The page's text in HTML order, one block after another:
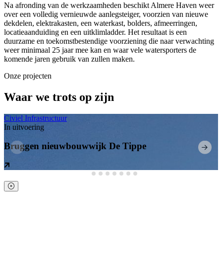
Na afronding van de werkzaamheden beschikt Almere Haven weer
over een volledig vernieuwde aanlegsteiger, voorzien van nieuwe
dekdelen, elektrakasten, een waterkast, bolders, afmeerringen,
locatieaanduiding en een uitklimladder. Het resultaat is een
duurzame en toekomstbestendige voorziening die naar verwachting
weer minimaal 25 jaar mee kan en waar vele watersporters de
komende jaren gebruik van zullen maken.
Onze projecten
Waar we trots op zijn
Civiel Infrastructuur
In uitvoering
Bruggen nieuwbouwwijk De Tippe